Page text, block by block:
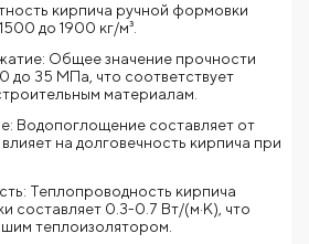
кирпича ручной формовки
до 1900 кг/м³.
Общее значение прочности
до 35 МПа, что соответствует
материалам.
Водопоглощение составляет от
на долговечность кирпича при
Теплопроводность кирпича
составляет 0.3-0.7 Вт/(м·К), что
теплоизолятором.